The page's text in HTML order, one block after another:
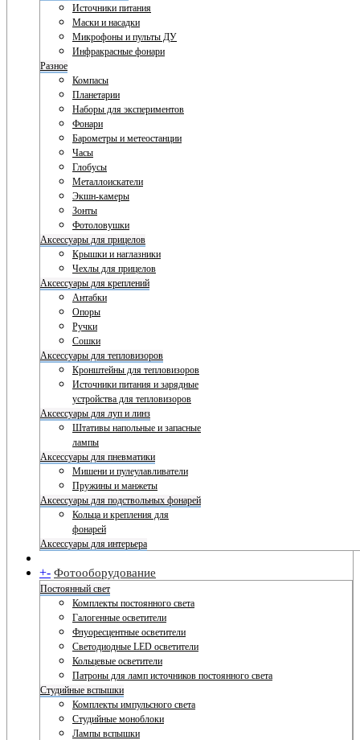
Источники питания
Маски и насадки
Микрофоны и пульты ДУ
Инфракрасные фонари
Разное
Компасы
Планетарии
Наборы для экспериментов
Фонари
Барометры и метеостанции
Часы
Глобусы
Металлоискатели
Экшн-камеры
Зонты
Фотоловушки
Аксессуары для прицелов
Крышки и наглазники
Чехлы для прицелов
Аксессуары для креплений
Антабки
Опоры
Ручки
Сошки
Аксессуары для тепловизоров
Кронштейны для тепловизоров
Источники питания и зарядные
устройства для тепловизоров
Аксессуары для луп и линз
Штативы напольные и запасные
лампы
Аксессуары для пневматики
Мишени и пулеулавливатели
Пружины и манжеты
Аксессуары для подствольных фонарей
Кольца и крепления для
фонарей
Аксессуары для интерьера
+- Фотооборудование
Постоянный свет
Комплекты постоянного света
Галогенные осветители
Флуоресцентные осветители
Светодиодные LED осветители
Кольцевые осветители
Патроны для ламп источников постоянного света
Студийные вспышки
Комплекты импульсного света
Студийные моноблоки
Лампы вспышки